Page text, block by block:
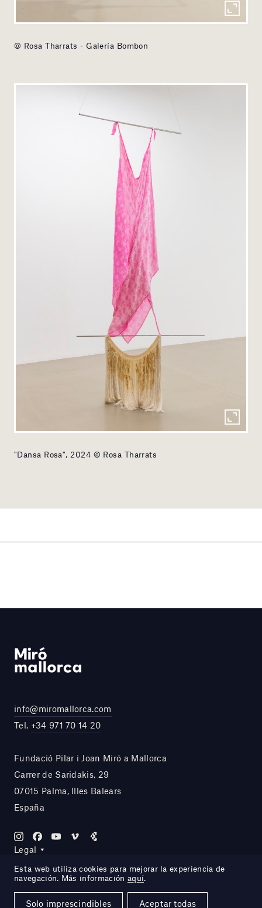
© Rosa Tharrats - Galería Bombon
"Dansa Rosa", 2024 © Rosa Tharrats
info@miromallorca.com
Tel. +34 971 70 14 20
Fundació Pilar i Joan Miró a Mallorca
Carrer de Saridakis, 29
07015 Palma, Illes Balears
España
Legal
Site by DOMO—A
Esta web utiliza cookies para mejorar la experiencia de
navegación. Más información aquí.
Solo imprescindibles Aceptar todas